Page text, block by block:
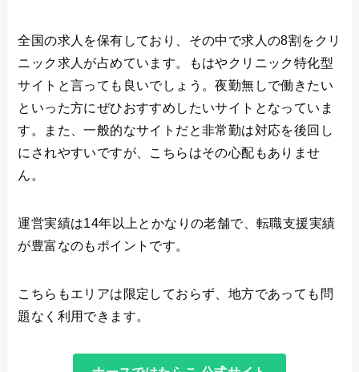
全国の求人を保有しており、その中で求人の8割をクリ
ニック求人が占めています。もはやクリニック特化型
サイトと言っても良いでしょう。夜勤無しで働きたい
といった方にぜひおすすめしたいサイトとなっていま
す。また、一般的なサイトだと非常勤は対応を後回し
にされやすいですが、こちらはその心配もありませ
ん。
運営実績は14年以上とかなりの老舗で、転職支援実績
が豊富なのもポイントです。
こちらもエリアは限定しておらず、地方であっても問
題なく利用できます。